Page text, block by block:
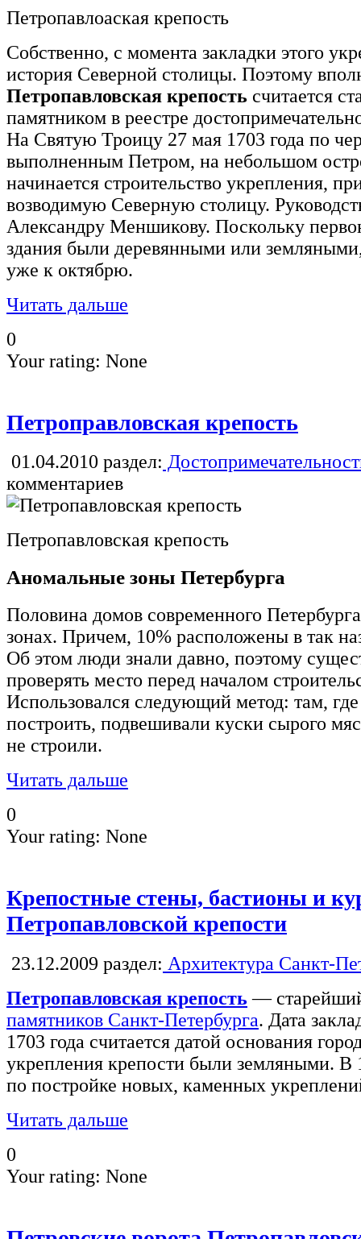
Петропавлоаская крепость
Собственно, с момента закладки этого
история Северной столицы. Поэтому
Петропавловская крепость считается
памятником в реестре
На Святую Троицу 27 мая 1703 года по
выполненным Петром, на небольшом
начинается строительство укрепления,
возводимую Северную столицу.
Александру Меншикову. Поскольку
здания были деревянными или
уже к октябрю.
Читать дальше
0
Your rating: None
Петроправловская крепость
01.04.2010 раздел:
комментариев
Петропавловская крепость
Аномальные зоны Петербурга
Половина домов современного
зонах. Причем, 10% расположены в так
Об этом люди знали давно, поэтому
проверять место перед началом
Использовался следующий метод: там,
построить, подвешивали куски сырого
не строили.
Читать дальше
0
Your rating: None
Крепостные стены, бастионы и
Петропавловской крепости
23.12.2009 раздел: Архитектура Санкт-
Петропавловская крепость —
памятников Санкт-Петербурга. Дата
1703 года считается датой основания
укрепления крепости были земляными. В
по постройке новых, каменных
Читать дальше
0
Your rating: None